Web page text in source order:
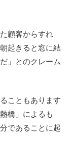
顧客からすれ
起きると窓に結
」とのクレーム
こともあります
橋」によるも
であることに起